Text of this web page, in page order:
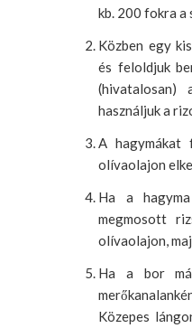
kb. 200 fokra a
Közben egy
és feloldjuk
(hivatalosan)
használjuk a
A hagymákat
olívaolajon
Ha a
megmosott
olívaolajon,
Ha a bor
Közepes